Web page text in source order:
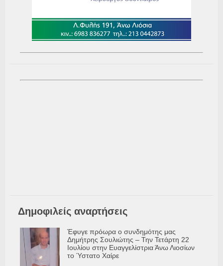
Δημοφιλείς αναρτήσεις
Έφυγε πρόωρα ο συνδημότης μας
Δημήτρης Σουλιώτης – Την Τετάρτη 22
Ιουλίου στην Ευαγγελίστρια Άνω Λιοσίων
το Ύστατο Χαίρε